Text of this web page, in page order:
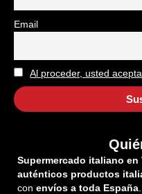
Email
Al proceder, usted
Supermercado italiano en
auténticos productos
con envíos a toda España